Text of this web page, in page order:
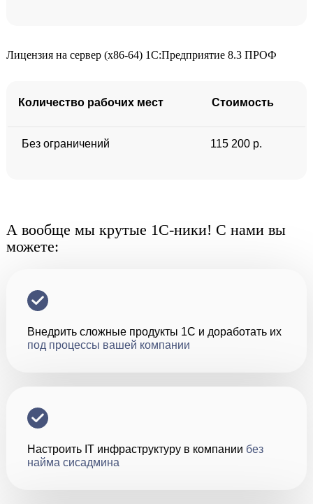
Лицензия на сервер (x86-64) 1С:Предприятие 8.3 ПРОФ
Количество рабочих мест Стоимость
Без ограничений 115 200 р.
А вообще мы крутые 1С-ники! С нами вы
можете:
Внедрить сложные продукты 1С и доработать их
под процессы вашей компании
Настроить IT инфраструктуру в компании без
найма сисадмина